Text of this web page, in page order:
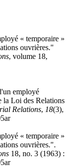
« temporaire »
ouvrières."
, volume 18,
employé
la Loi des Relations
Relations, 18(3),
« temporaire »
ouvrières.".
18, no. 3 (1963) :